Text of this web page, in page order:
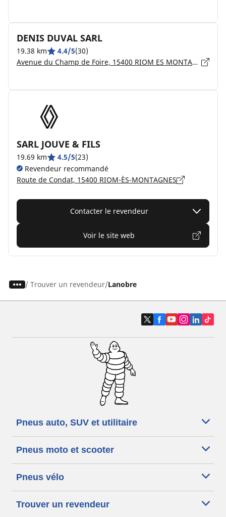
DENIS DUVAL SARL
19.38 km 4.4/5(30)
Avenue du Champ de Foire, 15400 RIOM ES MONTAGNES
SARL JOUVE & FILS
19.69 km 4.5/5(23)
Revendeur recommandé
Route de Condat, 15400 RIOM-ÈS-MONTAGNES
Contacter le revendeur
Voir le site web
/ Trouver un revendeur Lanobre
Pneus auto, SUV et utilitaire
Pneus moto et scooter
Pneus vélo
Trouver un revendeur